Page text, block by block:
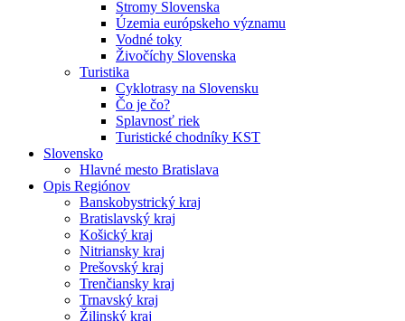
Stromy Slovenska
Územia európskeho významu
Vodné toky
Živočíchy Slovenska
Turistika
Cyklotrasy na Slovensku
Čo je čo?
Splavnosť riek
Turistické chodníky KST
Slovensko
Hlavné mesto Bratislava
Opis Regiónov
Banskobystrický kraj
Bratislavský kraj
Košický kraj
Nitriansky kraj
Prešovský kraj
Trenčiansky kraj
Trnavský kraj
Žilinský kraj